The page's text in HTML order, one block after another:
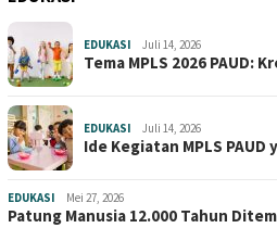
EDUKASI Juli 14, 2026
Tema MPLS 2026 PAUD:
EDUKASI Juli 14, 2026
Ide Kegiatan MPLS
EDUKASI Mei 27, 2026
Patung Manusia 12.000 Tahun